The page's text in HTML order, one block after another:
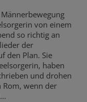
von einem
so richtig an
der
den Plan. Sie
haben
und drohen
wenn der